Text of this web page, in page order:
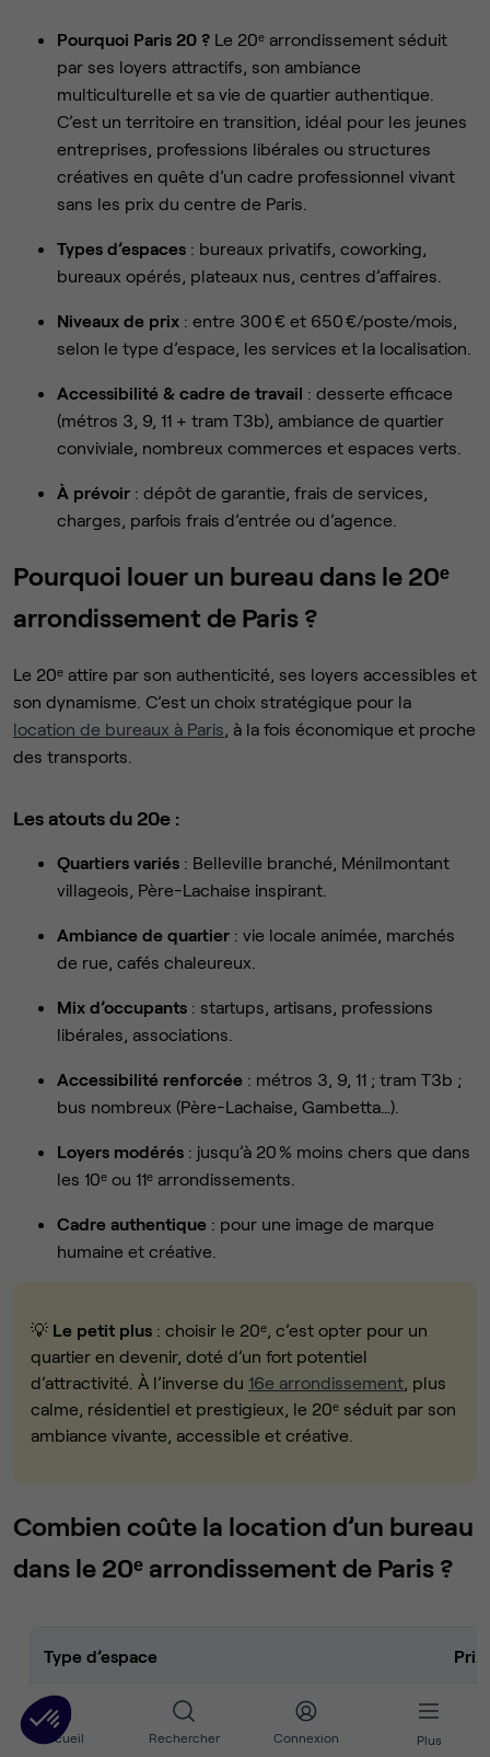
Accueil Rechercher Connexion Plus
Pourquoi Paris 20 ? Le 20ᵉ arrondissement séduit
par ses loyers attractifs, son ambiance
multiculturelle et sa vie de quartier authentique.
C’est un territoire en transition, idéal pour les jeunes
entreprises, professions libérales ou structures
créatives en quête d’un cadre professionnel vivant
sans les prix du centre de Paris.
Types d’espaces : bureaux privatifs, coworking,
bureaux opérés, plateaux nus, centres d’affaires.
Niveaux de prix : entre 300 € et 650 €/poste/mois,
selon le type d’espace, les services et la localisation.
Accessibilité & cadre de travail : desserte efficace
(métros 3, 9, 11 + tram T3b), ambiance de quartier
conviviale, nombreux commerces et espaces verts.
À prévoir : dépôt de garantie, frais de services,
charges, parfois frais d’entrée ou d’agence.
Pourquoi louer un bureau dans le 20ᵉ
arrondissement de Paris ?
Le 20ᵉ attire par son authenticité, ses loyers accessibles et
son dynamisme. C’est un choix stratégique pour la
location de bureaux à Paris , à la fois économique et proche
des transports.
Les atouts du 20e :
Quartiers variés : Belleville branché, Ménilmontant
villageois, Père-Lachaise inspirant.
Ambiance de quartier : vie locale animée, marchés
de rue, cafés chaleureux.
Mix d’occupants : startups, artisans, professions
libérales, associations.
Accessibilité renforcée : métros 3, 9, 11 ; tram T3b ;
bus nombreux (Père-Lachaise, Gambetta…).
Loyers modérés : jusqu’à 20 % moins chers que dans
les 10ᵉ ou 11ᵉ arrondissements.
Cadre authentique : pour une image de marque
humaine et créative.
💡 Le petit plus : choisir le 20ᵉ, c’est opter pour un
quartier en devenir, doté d’un fort potentiel
d’attractivité. À l’inverse du 16e arrondissement , plus
calme, résidentiel et prestigieux, le 20ᵉ séduit par son
ambiance vivante, accessible et créative.
Combien coûte la location d’un bureau
dans le 20ᵉ arrondissement de Paris ?
Type d’espace Prix
Espace de coworking